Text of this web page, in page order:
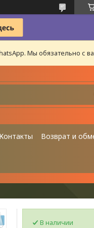
Мы обязательно с
Контакты Возврат и
В наличии